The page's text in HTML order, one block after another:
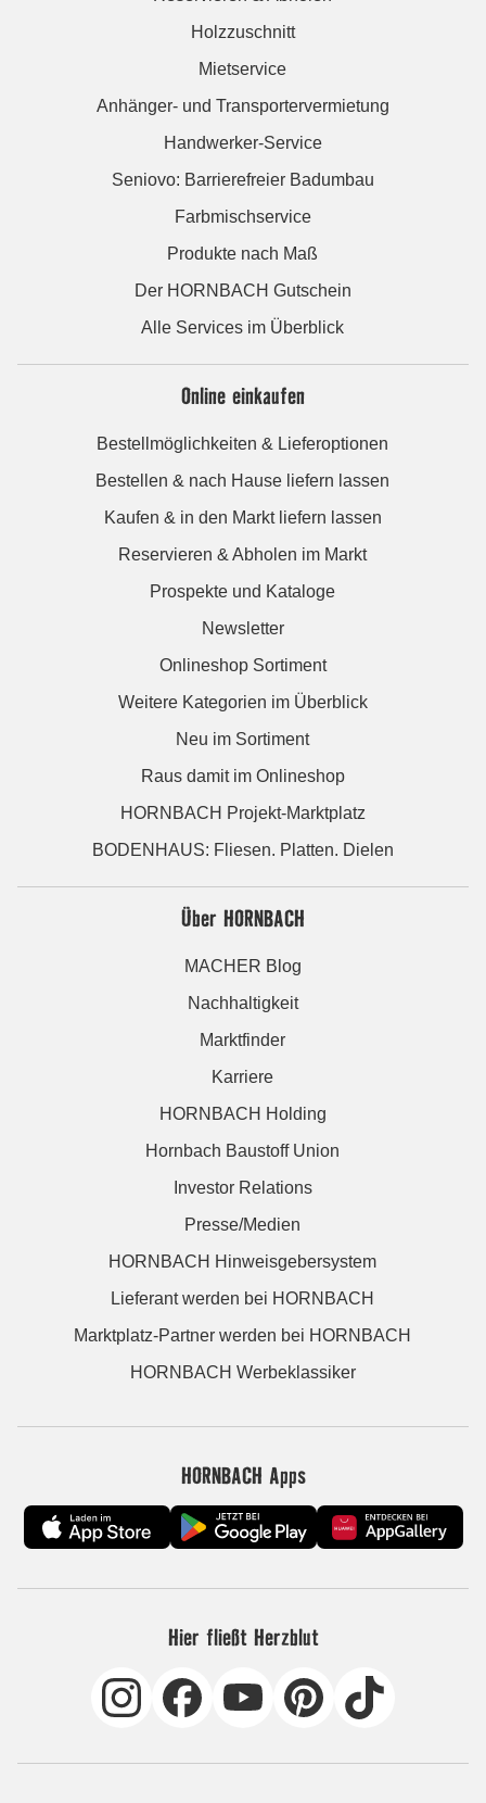
Holzzuschnitt
Mietservice
Anhänger- und Transportervermietung
Handwerker-Service
Seniovo: Barrierefreier Badumbau
Farbmischservice
Produkte nach Maß
Der HORNBACH Gutschein
Alle Services im Überblick
Online einkaufen
Bestellmöglichkeiten & Lieferoptionen
Bestellen & nach Hause liefern lassen
Kaufen & in den Markt liefern lassen
Reservieren & Abholen im Markt
Prospekte und Kataloge
Newsletter
Onlineshop Sortiment
Weitere Kategorien im Überblick
Neu im Sortiment
Raus damit im Onlineshop
HORNBACH Projekt-Marktplatz
BODENHAUS: Fliesen. Platten. Dielen
Über HORNBACH
MACHER Blog
Nachhaltigkeit
Marktfinder
Karriere
HORNBACH Holding
Hornbach Baustoff Union
Investor Relations
Presse/Medien
HORNBACH Hinweisgebersystem
Lieferant werden bei HORNBACH
Marktplatz-Partner werden bei HORNBACH
HORNBACH Werbeklassiker
HORNBACH Apps
Hier fließt Herzblut